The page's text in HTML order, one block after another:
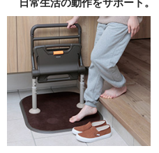
日常生活の動作をサポート。